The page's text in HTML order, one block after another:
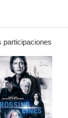
participaciones
7.4